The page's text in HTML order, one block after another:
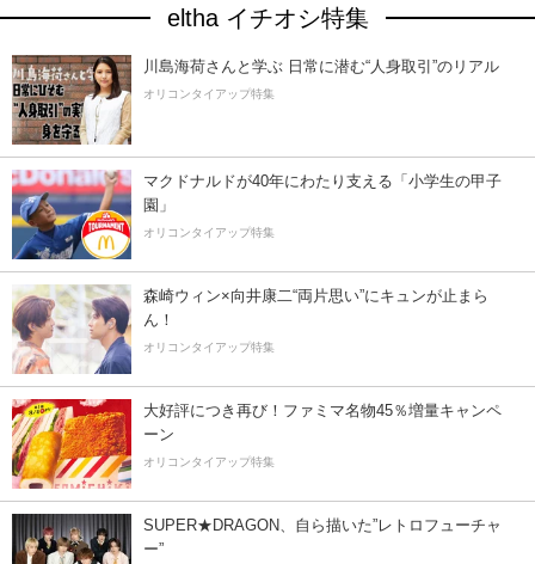
eltha イチオシ特集
川島海荷さんと学ぶ 日常に潜む“人身取引”のリアル
オリコンタイアップ特集
マクドナルドが40年にわたり支える「小学生の甲子
園」
オリコンタイアップ特集
森崎ウィン×向井康二“両片思い”にキュンが止まら
ん！
オリコンタイアップ特集
大好評につき再び！ファミマ名物45％増量キャンペ
ーン
オリコンタイアップ特集
SUPER★DRAGON、自ら描いた”レトロフューチャ
ー”